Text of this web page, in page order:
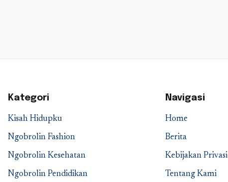
Kategori
Kisah Hidupku
Ngobrolin Fashion
Ngobrolin Kesehatan
Ngobrolin Pendidikan
Navigasi
Home
Berita
Kebijakan Privasi
Tentang Kami